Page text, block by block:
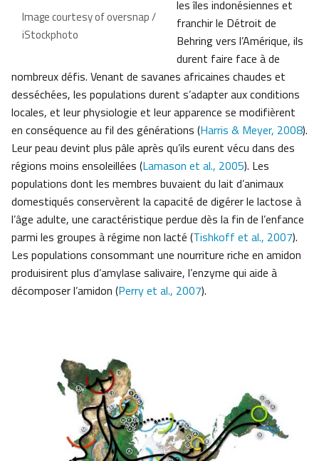
Image courtesy of oversnap /
iStockphoto
les îles indonésiennes et
franchir le Détroit de
Behring vers l’Amérique, ils
durent faire face à de
nombreux défis. Venant de savanes africaines chaudes et
desséchées, les populations durent s’adapter aux conditions
locales, et leur physiologie et leur apparence se modifièrent
en conséquence au fil des générations (Harris & Meyer, 2008).
Leur peau devint plus pâle après qu’ils eurent vécu dans des
régions moins ensoleillées (Lamason et al., 2005). Les
populations dont les membres buvaient du lait d’animaux
domestiqués conservèrent la capacité de digérer le lactose à
l’âge adulte, une caractéristique perdue dès la fin de l’enfance
parmi les groupes à régime non lacté (Tishkoff et al., 2007).
Les populations consommant une nourriture riche en amidon
produisirent plus d’amylase salivaire, l’enzyme qui aide à
décomposer l’amidon (Perry et al., 2007).